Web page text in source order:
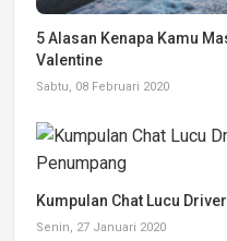
5 Alasan Kenapa Kamu
Valentine
Sabtu, 08 Februari 2020
Kumpulan Chat Lucu
Senin, 27 Januari 2020